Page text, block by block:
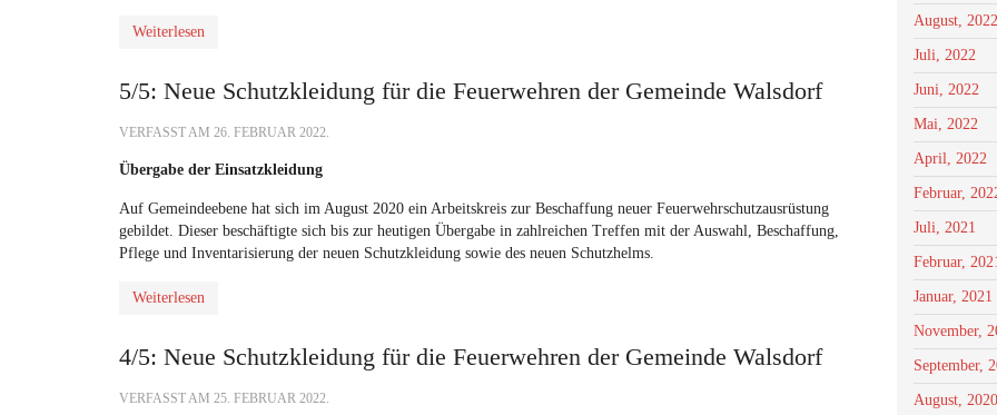
Weiterlesen
5/5: Neue Schutzkleidung für die Feuerwehren der Gemeinde Walsdorf
VERFASST AM 26. FEBRUAR 2022.
Übergabe der Einsatzkleidung
Auf Gemeindeebene hat sich im August 2020 ein Arbeitskreis zur Beschaffung neuer Feuerwehrschutzausrüstung
gebildet. Dieser beschäftigte sich bis zur heutigen Übergabe in zahlreichen Treffen mit der Auswahl, Beschaffung,
Pflege und Inventarisierung der neuen Schutzkleidung sowie des neuen Schutzhelms.
Weiterlesen
4/5: Neue Schutzkleidung für die Feuerwehren der Gemeinde Walsdorf
VERFASST AM 25. FEBRUAR 2022.
August, 2022
Juli, 2022
Juni, 2022
Mai, 2022
April, 2022
Februar,
Juli, 2021
Februar,
Januar, 2021
November,
September,
August, 2020